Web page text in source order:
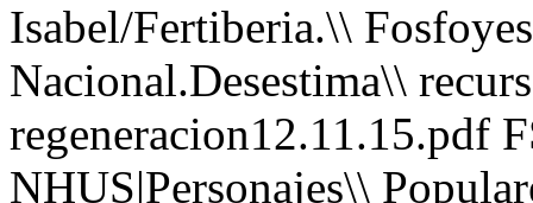
Isabel/Fertiberia.\\
Nacional.Desestima\\
regeneracion12.11.15.pdf
NHUS|Personajes\\